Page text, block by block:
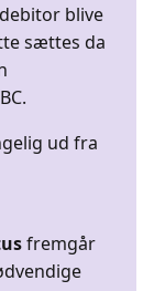
blive
sættes da
ud fra
fremgår